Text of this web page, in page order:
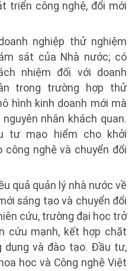
triển công nghệ, đổi mới
nghiệp thử nghiệm
sát của Nhà nước; có
nhiệm đối với doanh
trong trường hợp thử
hình kinh doanh mới mà
nhân khách quan.
tư mạo hiểm cho khởi
nghệ và chuyển đổi
quả quản lý nhà nước về
sáng tạo và chuyển đổi
cứu, trường đại học trở
cứu mạnh, kết hợp chặt
dụng và đào tạo. Đầu tư,
học và Công nghệ Việt